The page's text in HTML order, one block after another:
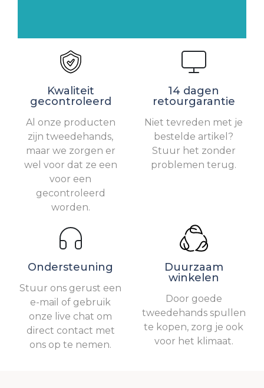
Kwaliteit
gecontroleerd
Al onze producten
zijn tweedehands,
maar we zorgen er
wel voor dat ze een
voor een
gecontroleerd
worden.
14 dagen
retourgarantie
Niet tevreden met je
bestelde artikel?
Stuur het zonder
problemen terug.
Ondersteuning
Stuur ons gerust een
e-mail of gebruik
onze live chat om
direct contact met
ons op te nemen.
Duurzaam
winkelen
Door goede
tweedehands spullen
te kopen, zorg je ook
voor het klimaat.